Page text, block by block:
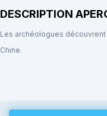
DESCRIPTION
Les archéologues
Chine.